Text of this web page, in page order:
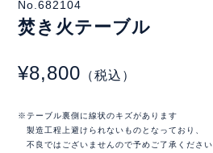
No.682104
焚き火テーブル
¥8,800 （税込）
※テーブル裏側に線状のキズがあります
製造工程上避けられないものとなっており、
不良ではございませんので予めご了承ください